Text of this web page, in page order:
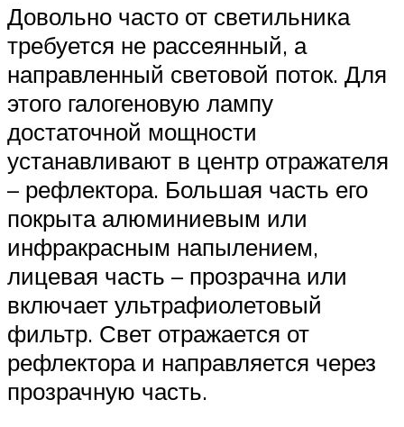
Довольно часто от светильника
требуется не рассеянный, а
направленный световой поток. Для
этого галогеновую лампу
достаточной мощности
устанавливают в центр отражателя
– рефлектора. Большая часть его
покрыта алюминиевым или
инфракрасным напылением,
лицевая часть – прозрачна или
включает ультрафиолетовый
фильтр. Свет отражается от
рефлектора и направляется через
прозрачную часть.